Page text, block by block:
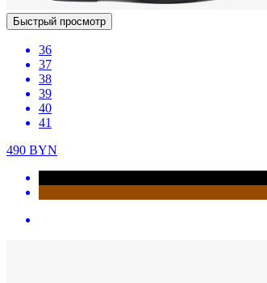
Быстрый просмотр
36
37
38
39
40
41
490 BYN